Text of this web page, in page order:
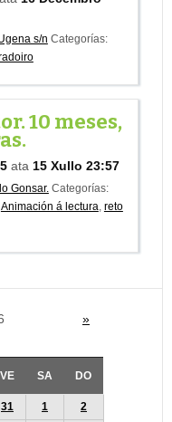
s/n Categorías:
10 meses,
ata 15 Xullo 23:57
Gonsar. Categorías:
Animación á lectura, reto
»
VE SA DO
31 1
2